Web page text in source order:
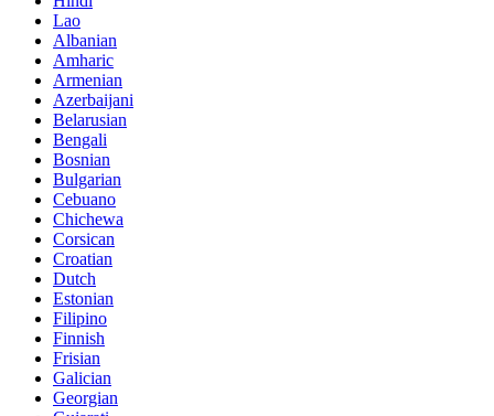
Lao
Albanian
Amharic
Armenian
Azerbaijani
Belarusian
Bengali
Bosnian
Bulgarian
Cebuano
Chichewa
Corsican
Croatian
Dutch
Estonian
Filipino
Finnish
Frisian
Galician
Georgian